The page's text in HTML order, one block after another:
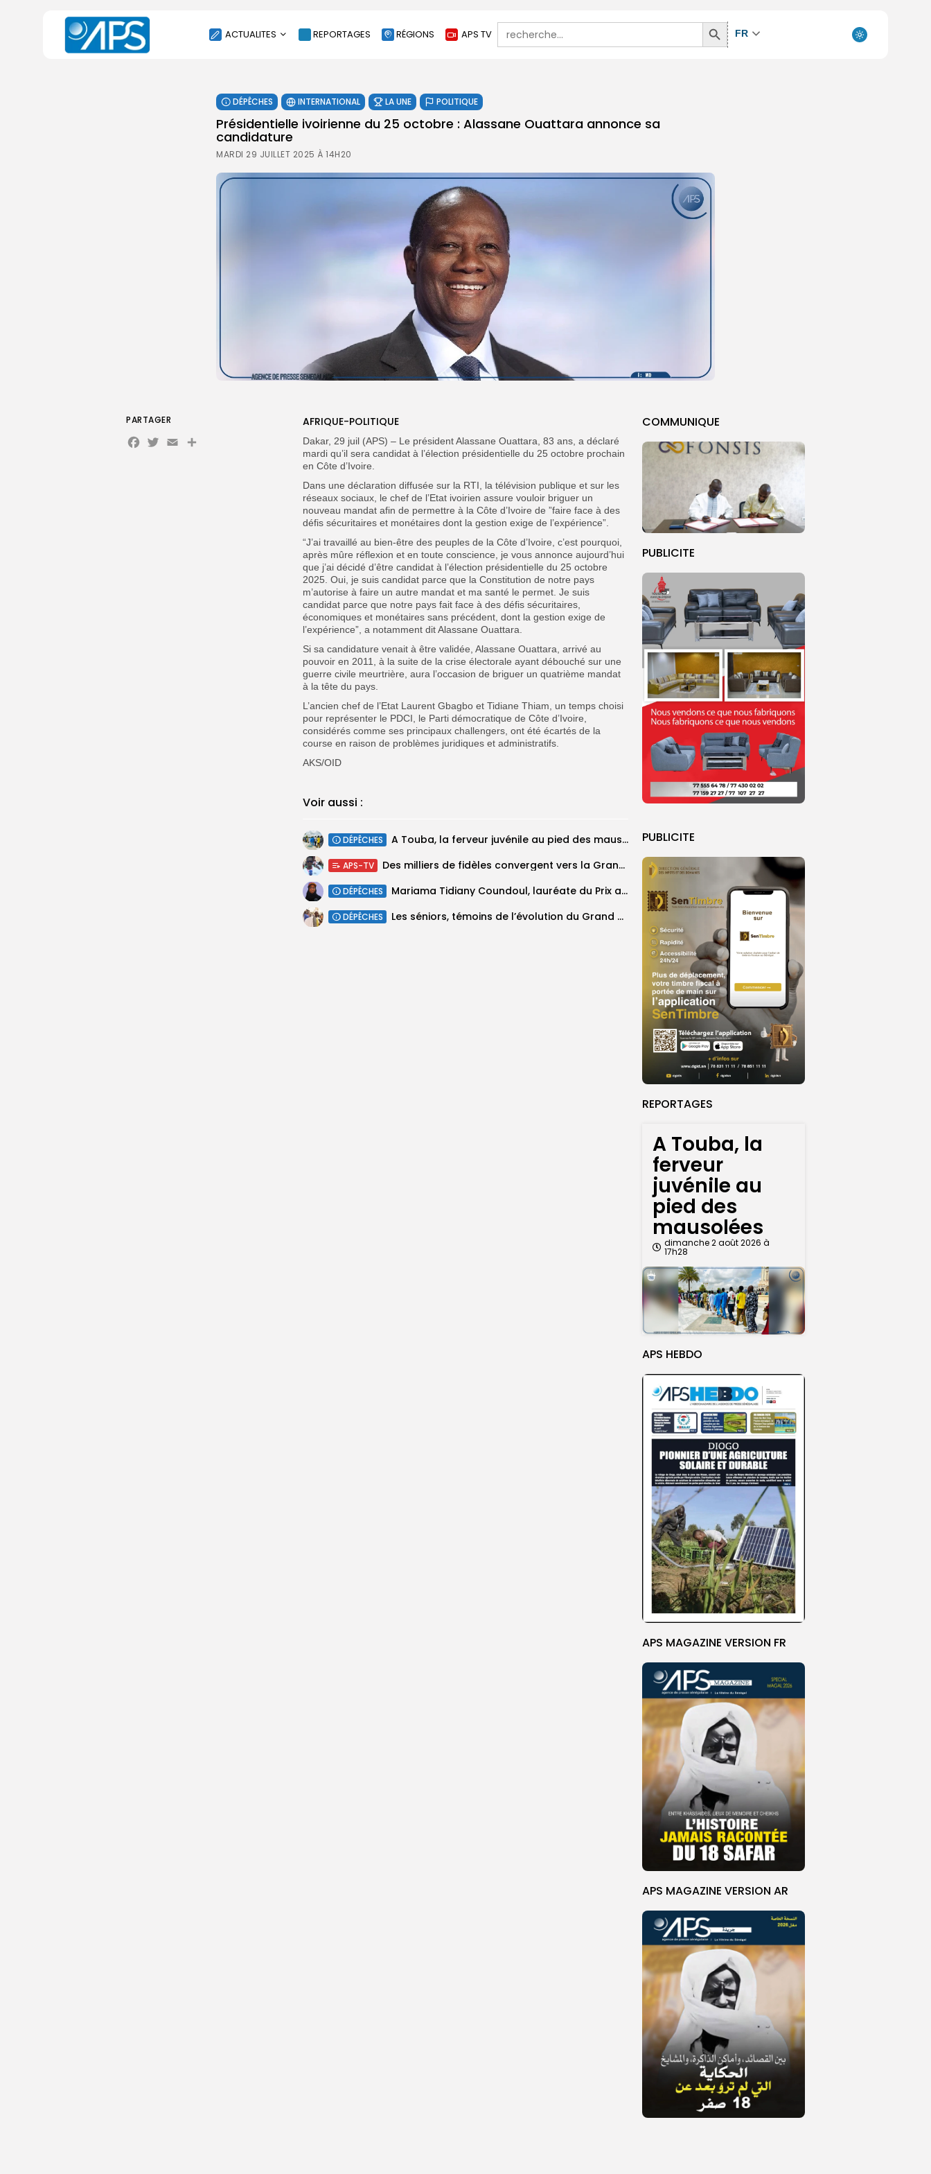
ACTUALITES
SOCIÉTÉ
ÉCONOMIE
CULTURE
ENVIRONNEMENT
REPORTAGES RÉGIONS APS TV
Search
for:
Search
Button
FR
DÉPÊCHES INTERNATIONAL LA UNE POLITIQUE
Présidentielle ivoirienne du 25 octobre : Alassane Ouattara annonce sa
candidature
MARDI 29 JUILLET 2025 À 14H20
COMMUNIQUE
PUBLICITE
PUBLICITE
REPORTAGES
A Touba, la
ferveur
juvénile au
pied des
mausolées
dimanche 2 août 2026 à
17h28
APS HEBDO
APS MAGAZINE VERSION FR
APS MAGAZINE VERSION AR
AFRIQUE-POLITIQUE
Dakar, 29 juil (APS) – Le président Alassane Ouattara, 83 ans, a déclaré
mardi qu’il sera candidat à l’élection présidentielle du 25 octobre prochain
en Côte d’Ivoire.
Dans une déclaration diffusée sur la RTI, la télévision publique et sur les
réseaux sociaux, le chef de l’Etat ivoirien assure vouloir briguer un
nouveau mandat afin de permettre à la Côte d’Ivoire de ”faire face à des
défis sécuritaires et monétaires dont la gestion exige de l’expérience”.
“J’ai travaillé au bien-être des peuples de la Côte d’Ivoire, c’est pourquoi,
après mûre réflexion et en toute conscience, je vous annonce aujourd’hui
que j’ai décidé d’être candidat à l’élection présidentielle du 25 octobre
2025. Oui, je suis candidat parce que la Constitution de notre pays
m’autorise à faire un autre mandat et ma santé le permet. Je suis
candidat parce que notre pays fait face à des défis sécuritaires,
économiques et monétaires sans précédent, dont la gestion exige de
l’expérience”, a notamment dit Alassane Ouattara.
Si sa candidature venait à être validée, Alassane Ouattara, arrivé au
pouvoir en 2011, à la suite de la crise électorale ayant débouché sur une
guerre civile meurtrière, aura l’occasion de briguer un quatrième mandat
à la tête du pays.
L’ancien chef de l’Etat Laurent Gbagbo et Tidiane Thiam, un temps choisi
pour représenter le PDCI, le Parti démocratique de Côte d’Ivoire,
considérés comme ses principaux challengers, ont été écartés de la
course en raison de problèmes juridiques et administratifs.
AKS/OID
Voir aussi :
DÉPÊCHES A Touba, la ferveur juvénile au pied des mausolées
APS-TV Des milliers de fidèles convergent vers la Grande Mosquée de Touba pour...
DÉPÊCHES Mariama Tidiany Coundoul, lauréate du Prix africain CEDEAO de l’économie verte
DÉPÊCHES Les séniors, témoins de l’évolution du Grand Magal de Touba
PARTAGER
Facebook
Twitter
Email